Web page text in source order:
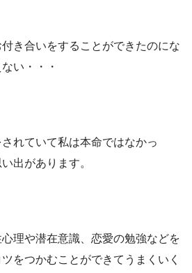
き合いをすることができたのにな
い・・・
れていて私は本命ではなかっ
出があります。
理や潜在意識、恋愛の勉強などを
をつかむことができてうまくいく